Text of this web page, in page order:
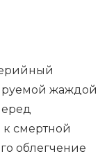
жаждой
смертной
облегчение